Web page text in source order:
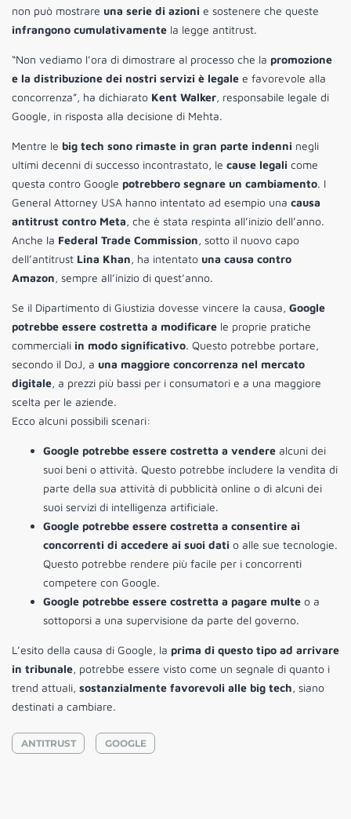
non può mostrare una serie di azioni e sostenere che queste
infrangono cumulativamente la legge antitrust.
“Non vediamo l’ora di dimostrare al processo che la promozione
e la distribuzione dei nostri servizi è legale e favorevole alla
concorrenza”, ha dichiarato Kent Walker, responsabile legale di
Google, in risposta alla decisione di Mehta.
Mentre le big tech sono rimaste in gran parte indenni negli
ultimi decenni di successo incontrastato, le cause legali come
questa contro Google potrebbero segnare un cambiamento. I
General Attorney USA hanno intentato ad esempio una causa
antitrust contro Meta, che è stata respinta all’inizio dell’anno.
Anche la Federal Trade Commission, sotto il nuovo capo
dell’antitrust Lina Khan, ha intentato una causa contro
Amazon, sempre all’inizio di quest’anno.
Se il Dipartimento di Giustizia dovesse vincere la causa, Google
potrebbe essere costretta a modificare le proprie pratiche
commerciali in modo significativo. Questo potrebbe portare,
secondo il DoJ, a una maggiore concorrenza nel mercato
digitale, a prezzi più bassi per i consumatori e a una maggiore
scelta per le aziende.
Ecco alcuni possibili scenari:
Google potrebbe essere costretta a vendere alcuni dei
suoi beni o attività. Questo potrebbe includere la vendita di
parte della sua attività di pubblicità online o di alcuni dei
suoi servizi di intelligenza artificiale.
Google potrebbe essere costretta a consentire ai
concorrenti di accedere ai suoi dati o alle sue tecnologie.
Questo potrebbe rendere più facile per i concorrenti
competere con Google.
Google potrebbe essere costretta a pagare multe o a
sottoporsi a una supervisione da parte del governo.
L’esito della causa di Google, la prima di questo tipo ad arrivare
in tribunale, potrebbe essere visto come un segnale di quanto i
trend attuali, sostanzialmente favorevoli alle big tech, siano
destinati a cambiare.
ANTITRUST GOOGLE